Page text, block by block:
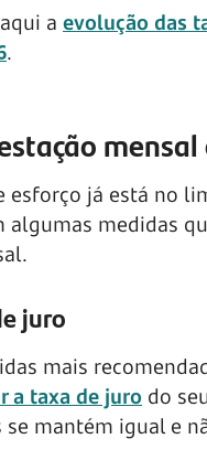
a evolução das
.
esforço já está no
algumas medidas
juro
mais
a taxa de juro do
mantém igual e